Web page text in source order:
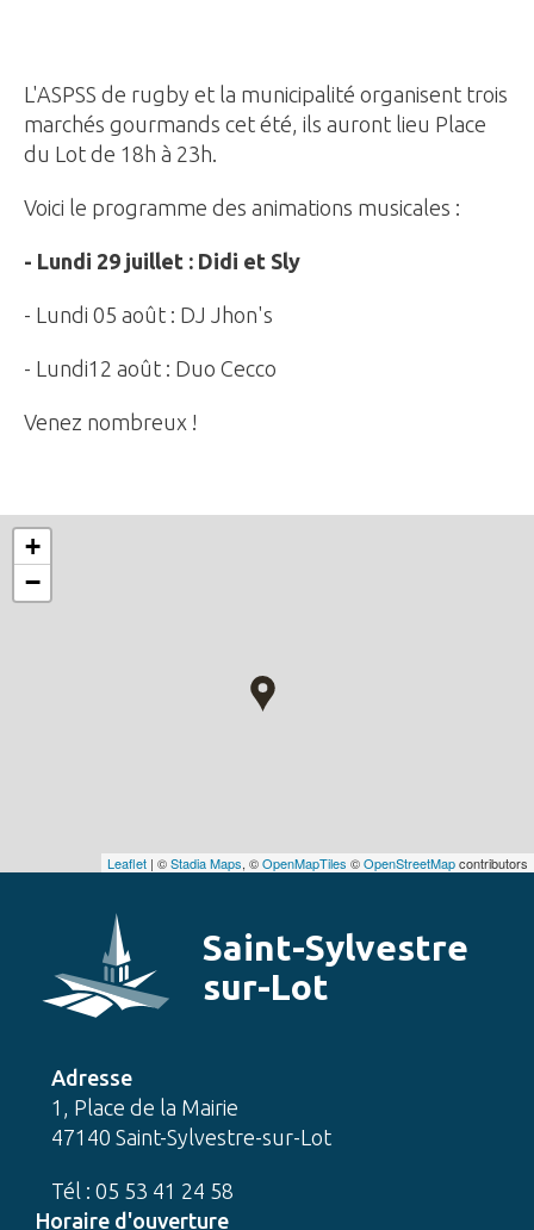
L'ASPSS de rugby et la municipalité organisent trois
marchés gourmands cet été, ils auront lieu Place
du Lot de 18h à 23h.
Voici le programme des animations musicales :
- Lundi 29 juillet : Didi et Sly
- Lundi 05 août : DJ Jhon's
- Lundi12 août : Duo Cecco
Venez nombreux !
Saint-Sylvestre
sur-Lot
Adresse
1, Place de la Mairie
47140 Saint-Sylvestre-sur-Lot
Tél : 05 53 41 24 58
Horaire d'ouverture
+
−
Leaflet | ©Stadia Maps, ©OpenMapTiles ©OpenStreetMapcontributors